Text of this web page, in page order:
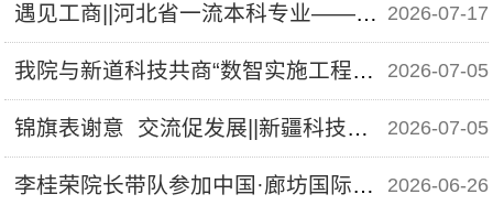
遇见工商||河北省一流本科专业——人力资源管理专业 2026-07-17
我院与新道科技共商“数智实施工程师”微专业建设 2026-07-05
锦旗表谢意 交流促发展||新疆科技学院工商管理学院刘志林院长一行到工商管理学院交流 2026-07-05
李桂荣院长带队参加中国·廊坊国际经济贸易洽谈会 2026-06-26